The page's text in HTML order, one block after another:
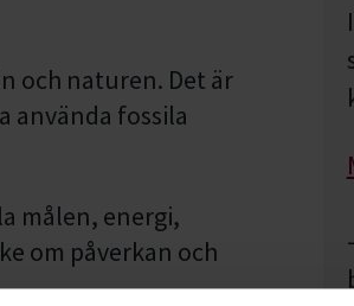
och naturen. Det är
använda fossila
målen, energi,
om påverkan och